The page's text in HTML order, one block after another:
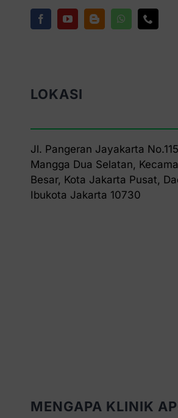
LOKASI
Jl. Pangeran Jayakarta
Mangga Dua Selatan,
Besar, Kota Jakarta Pusat,
Ibukota Jakarta 10730
MENGAPA KLINIK